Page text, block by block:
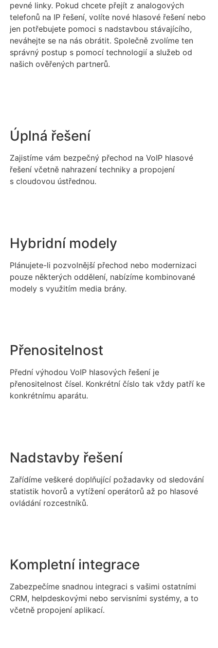
pevné linky. Pokud chcete přejít z analogových
telefonů na IP řešení, volíte nové hlasové řešení nebo
jen potřebujete pomoci s nadstavbou stávajícího,
neváhejte se na nás obrátit. Společně zvolíme ten
správný postup s pomocí technologií a služeb od
našich ověřených partnerů.
Úplná řešení
Zajistíme vám bezpečný přechod na VoIP hlasové
řešení včetně nahrazení techniky a propojení
s cloudovou ústřednou.
Hybridní modely
Plánujete-li pozvolnější přechod nebo modernizaci
pouze některých oddělení, nabízíme kombinované
modely s využitím media brány.
Přenositelnost
Přední výhodou VoIP hlasových řešení je
přenositelnost čísel. Konkrétní číslo tak vždy patří ke
konkrétnímu aparátu.
Nadstavby řešení
Zařídíme veškeré doplňující požadavky od sledování
statistik hovorů a vytížení operátorů až po hlasové
ovládání rozcestníků.
Kompletní integrace
Zabezpečíme snadnou integraci s vašimi ostatními
CRM, helpdeskovými nebo servisními systémy, a to
včetně propojení aplikací.